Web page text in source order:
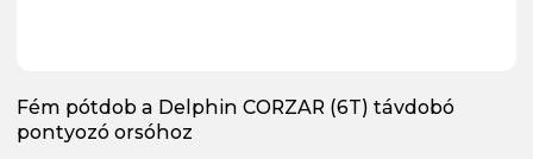
Fém pótdob a Delphin CORZAR (6T) távdobó
pontyozó orsóhoz